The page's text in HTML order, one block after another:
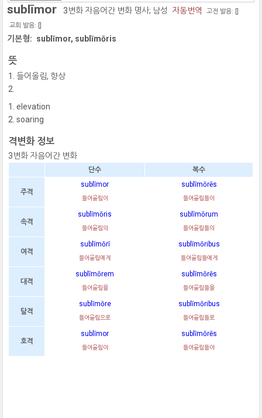
sublīmor 3변화 자음어간 변화 명사; 남성 자동번역 고전 발음: []
교회 발음: []
기본형: sublīmor, sublīmōris
뜻
들어올림, 향상
elevation
soaring
격변화 정보
3변화 자음어간 변화
단수 복수
주격
sublīmor
들어올림이
sublīmōrēs
들어올림들이
속격
sublīmōris
들어올림의
sublīmōrum
들어올림들의
여격
sublīmōrī
들어올림에게
sublīmōribus
들어올림들에게
대격
sublīmōrem
들어올림을
sublīmōrēs
들어올림들을
탈격
sublīmōre
들어올림으로
sublīmōribus
들어올림들로
호격
sublīmor
들어올림아
sublīmōrēs
들어올림들아